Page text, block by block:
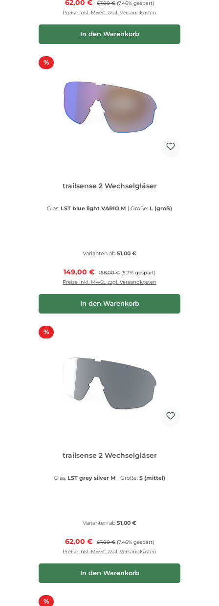
62,00 € 67,00 € (7.46% gespart)
Preise inkl. MwSt. zzgl. Versandkosten
In den Warenkorb
%Rabatt
trailsense 2 Wechselgläser
Glas: LST blue light VARIO M | Größe: L (groß)
Varianten ab 51,00 €
Verkaufspreis:
149,00 € Regulärer Preis:
158,00 € (5.7% gespart)
Preise inkl. MwSt. zzgl. Versandkosten
In den Warenkorb
%Rabatt
trailsense 2 Wechselgläser
Glas: LST grey silver M | Größe: S (mittel)
Varianten ab 51,00 €
Verkaufspreis:
62,00 € Regulärer Preis:
67,00 € (7.46% gespart)
Preise inkl. MwSt. zzgl. Versandkosten
In den Warenkorb
%Rabatt